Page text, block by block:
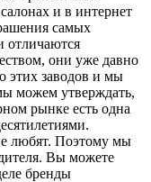
и в интернет
самых
отличаются
они уже давно
этих заводов и мы
можем утверждать,
рынке есть одна
любят. Поэтому мы
Вы можете
бренды